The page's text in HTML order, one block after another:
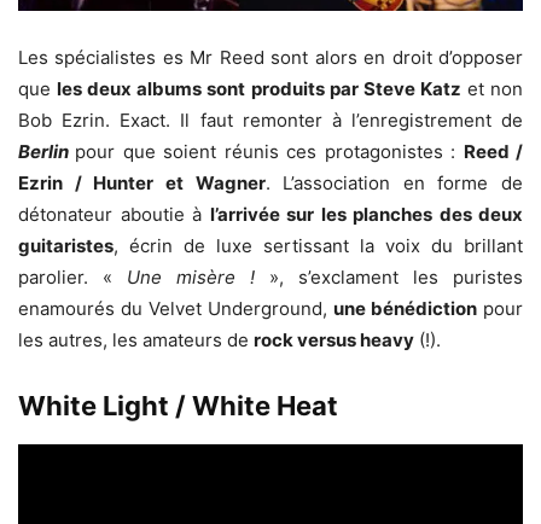
Les spécialistes es Mr Reed sont alors en droit d’opposer
queles deux albums sont produits par Steve Katz et non
Bob Ezrin. Exact. Il faut remonter à l’enregistrement de
Berlin pour que soient réunis ces protagonistes : Reed /
Ezrin / Hunter et Wagner. L’association en forme de
détonateur aboutie à l’arrivée sur les planches des deux
guitaristes, écrin de luxe sertissant la voix du brillant
parolier. « Une misère ! », s’exclament les puristes
enamourés du Velvet Underground, une bénédiction pour
les autres, les amateurs de rock versus heavy (!).
White Light / White Heat